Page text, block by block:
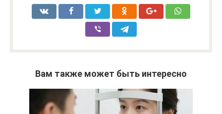
Вам также может быть интересно